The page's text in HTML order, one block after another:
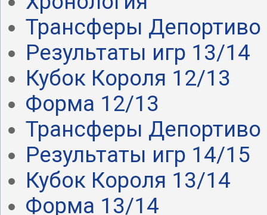
Трансферы Депортиво
Результаты игр 13/14
Кубок Короля 12/13
Форма 12/13
Трансферы Депортиво
Результаты игр 14/15
Кубок Короля 13/14
Форма 13/14